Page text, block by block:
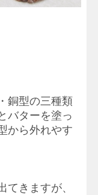
銅型の三種類
バターを塗っ
から外れやす
てきますが、